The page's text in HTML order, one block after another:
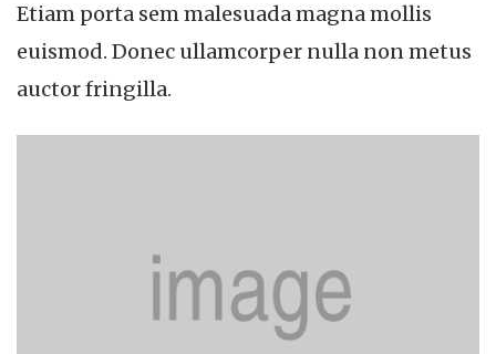
Etiam porta sem malesuada magna mollis
euismod. Donec ullamcorper nulla non metus
auctor fringilla.